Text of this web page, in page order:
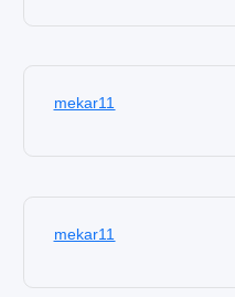
mekar11
mekar11